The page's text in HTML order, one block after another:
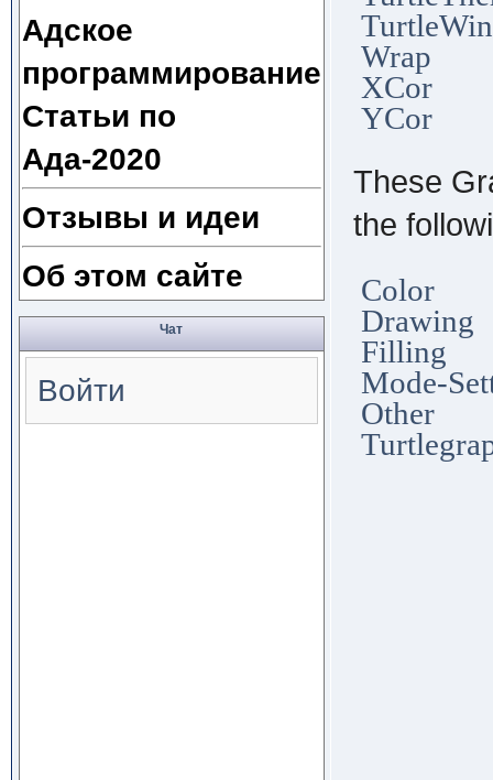
Адское
программирование
Статьи по
Ада-2020
Отзывы и идеи
Об этом сайте
Чат
Войти
Wrap
XCor
YCor
These
the
Color
Drawing
Filling
Mode-
Other